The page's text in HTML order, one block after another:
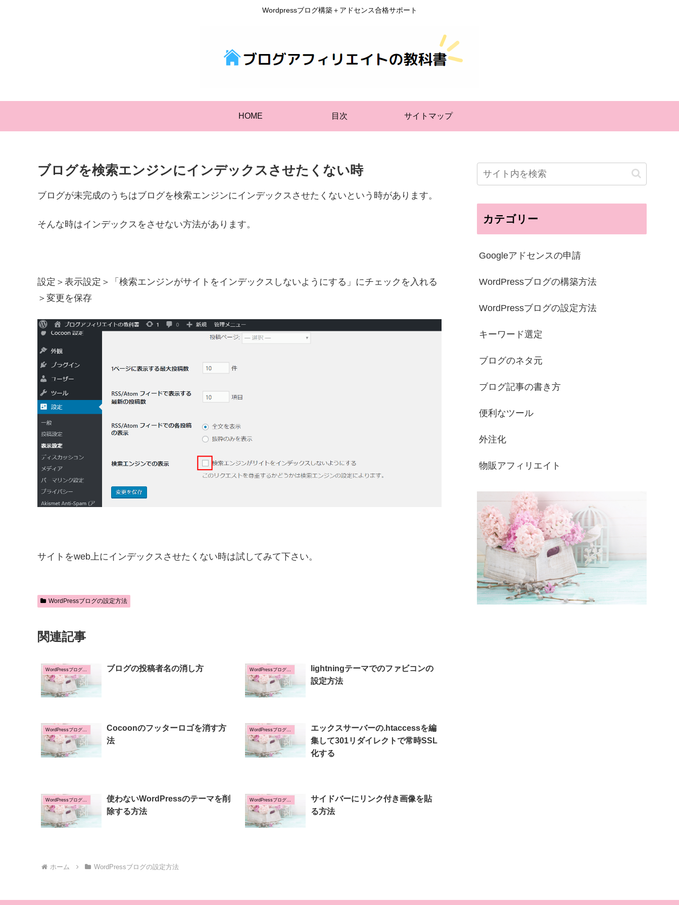
Wordpressブログ構築＋アドセンス合格サポート
HOME 目次 サイトマップ
ブログを検索エンジンにインデックスさせたくない時
ブログが未完成のうちはブログを検索エンジンにインデックスさせたくないという時があります。
そんな時はインデックスをさせない方法があります。
設定＞表示設定＞「検索エンジンがサイトをインデックスしないようにする」にチェックを入れる
＞変更を保存
サイトをweb上にインデックスさせたくない時は試してみて下さい。
WordPressブログの設定方法
関連記事
WordPressブログの設定方法 ブログの投稿者名の消し方 WordPressブログの設定方法
lightningテーマでのファビコンの
設定方法
WordPressブログの設定方法
Cocoonのフッターロゴを消す方
法
WordPressブログの設定方法
エックスサーバーの.htaccessを編
集して301リダイレクトで常時SSL
化する
WordPressブログの設定方法
使わないWordPressのテーマを削
除する方法
WordPressブログの設定方法
サイドバーにリンク付き画像を貼
る方法
ホーム WordPressブログの設定方法
カテゴリー
Googleアドセンスの申請
WordPressブログの構築方法
WordPressブログの設定方法
キーワード選定
ブログのネタ元
ブログ記事の書き方
便利なツール
外注化
物販アフィリエイト